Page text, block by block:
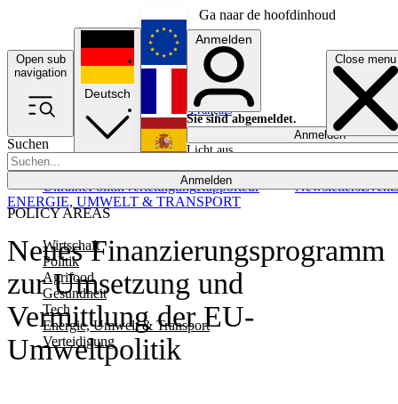
Ga naar de hoofdinhoud
Open sub
navigation
Close menu
Suchen
Anmelden
POLICY AREAS
Wirtschaft
Politik
Agrifood
Gesundheit
Tech
Energie, Umwelt & Transport
Verteidigung
UkrainePolitikVerteidigungRapporteur NewslettersEvents
Deutsch
English
Français
Anmelden
Sie sind abgemeldet.
Anmelden
Licht aus
Neues Finanzierungsprogramm
zur Umsetzung und
Vermittlung der EU-
Umweltpolitik
ENERGIE, UMWELT & TRANSPORT